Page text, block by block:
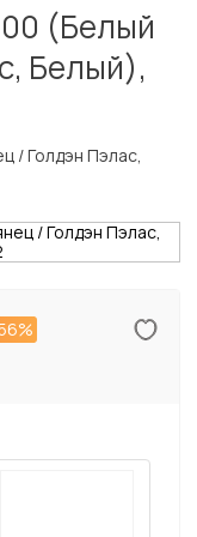
(Белый
Белый),